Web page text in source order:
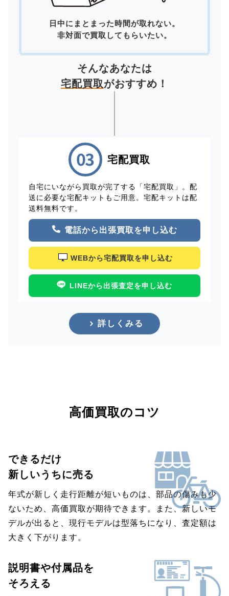
日中にまとまった時間が取れない。
非対面で買取してもらいたい。
そんなあなたは
宅配買取がおすすめ！
宅配買取
自宅にいながら買取が完了する「宅配買取」。配
送に必要な宅配キットもご用意。宅配キットは配
送料無料です。
電話から出張買取を申し込む
WEBから宅配買取を申し込む
LINEから出張査定を申し込む
詳しくみる
高価買取のコツ
できるだけ
新しいうちに売る
年式が新しく走行距離が短いものは、部品の傷みも少
ないため、高価買取が期待できます。また、新しいモ
デルが出ると、現行モデルは型落ちになり、査定額は
大きく下がります。
説明書や付属品を
そろえる